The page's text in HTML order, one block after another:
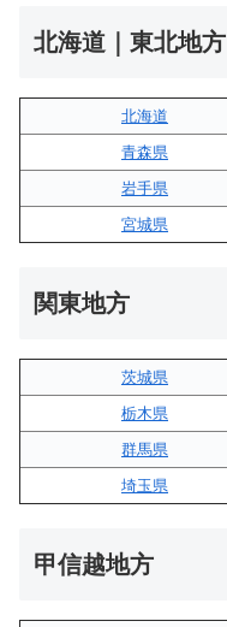
北海道｜東北地方
北海道
青森県
岩手県
宮城県
関東地方
茨城県
栃木県
群馬県
埼玉県
甲信越地方